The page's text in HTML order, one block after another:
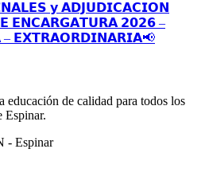
𝘆 𝗔𝗗𝗝𝗨𝗗𝗜𝗖𝗔𝗖𝗜𝗢𝗡
𝗘𝗡𝗖𝗔𝗥𝗚𝗔𝗧𝗨𝗥𝗔 𝟮𝟬𝟮𝟲 –
𝗘𝗫𝗧𝗥𝗔𝗢𝗥𝗗𝗜𝗡𝗔𝗥𝗜𝗔📢
educación de calidad para todos los
Espinar.
- Espinar